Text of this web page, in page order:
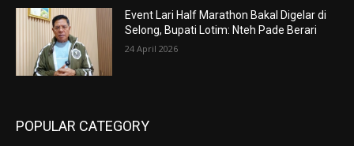
Event Lari Half Marathon Bakal Digelar di
Selong, Bupati Lotim: Nteh Pade Berari
24 April 2026
POPULAR CATEGORY